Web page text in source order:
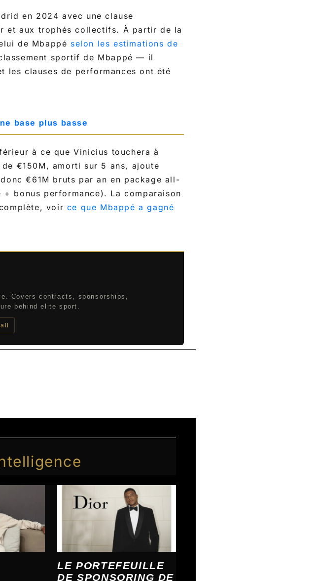
en 2024 avec une clause
et aux trophés collectifs. À partir de la
de Mbappé selon les estimations de
sportif de Mbappé — il
les clauses de performances ont été
base plus basse
à ce que Vinicius touchera à
€150M, amorti sur 5 ans, ajoute
€61M bruts par an en package all-
bonus performance). La comparaison
voir ce que Mbappé a gagné
Covers contracts, sponsorships,
behind elite sport.
LE PORTEFEUILLE
DE SPONSORING DE